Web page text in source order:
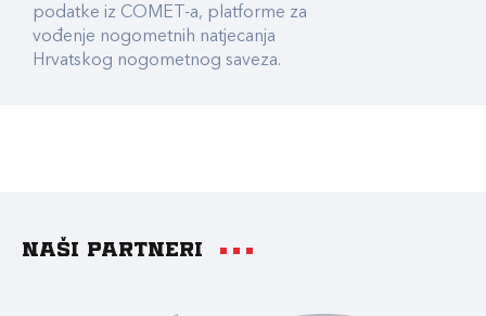
podatke iz COMET-a, platforme za
vođenje nogometnih natjecanja
Hrvatskog nogometnog saveza.
Naši partneri